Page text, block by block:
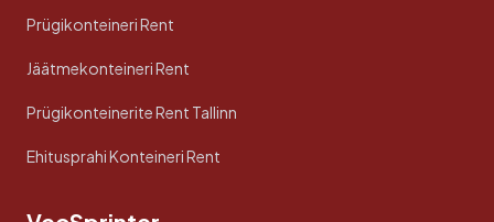
Prügikonteineri Rent
Jäätmekonteineri Rent
Prügikonteinerite Rent Tallinn
Ehitusprahi Konteineri Rent